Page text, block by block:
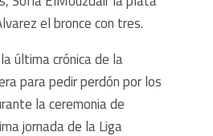
el bronce con tres.
última crónica de la
para pedir perdón por los
la ceremonia de
jornada de la Liga